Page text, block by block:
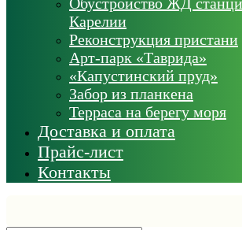
Карелии
Реконструкция пристани
Арт-парк «Таврида»
«Капустинский пруд»
Забор из планкена
Терраса на берегу моря
Доставка и оплата
Прайс-лист
Контакты